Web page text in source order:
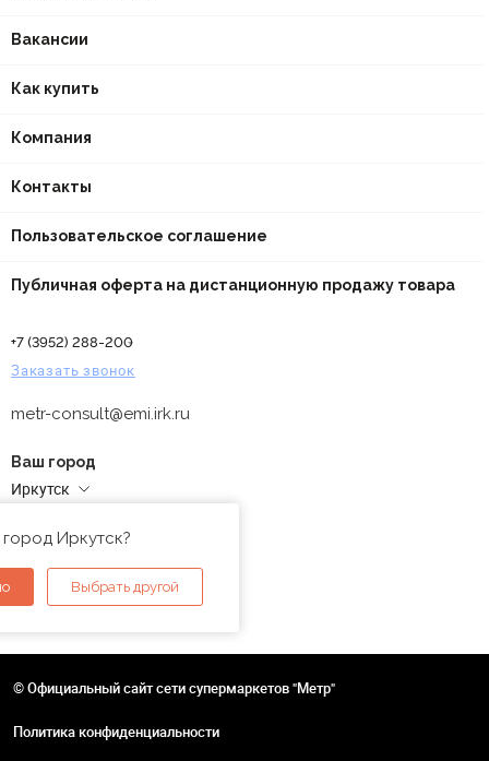
Вакансии
Как купить
Компания
Контакты
Пользовательское соглашение
Публичная оферта на дистанционную продажу товара
+7 (3952) 288-200
Заказать звонок
metr-consult@emi.irk.ru
Ваш город
Иркутск
Иркутск?
Выбрать другой
© Официальный сайт сети супермаркетов "Метр"
Политика конфиденциальности